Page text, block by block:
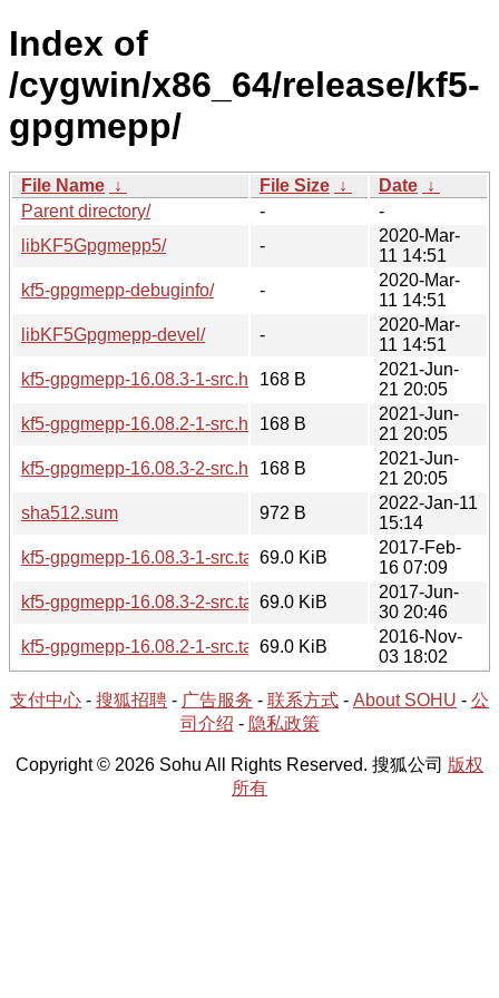
Index of
/cygwin/x86_64/release/kf5-
gpgmepp/
File Name ↓ File Size ↓ Date ↓
Parent directory/
-
-
libKF5Gpgmepp5/
-
2020-Mar-
11 14:51
kf5-gpgmepp-debuginfo/
-
2020-Mar-
11 14:51
libKF5Gpgmepp-devel/
-
2020-Mar-
11 14:51
kf5-gpgmepp-16.08.3-1-src.hint168 B
2021-Jun-
21 20:05
kf5-gpgmepp-16.08.2-1-src.hint168 B
2021-Jun-
21 20:05
kf5-gpgmepp-16.08.3-2-src.hint168 B
2021-Jun-
21 20:05
sha512.sum
972 B
2022-Jan-11
15:14
kf5-gpgmepp-16.08.3-1-src.tar.xz69.0 KiB
2017-Feb-
16 07:09
kf5-gpgmepp-16.08.3-2-src.tar.xz69.0 KiB
2017-Jun-
30 20:46
kf5-gpgmepp-16.08.2-1-src.tar.xz69.0 KiB
2016-Nov-
03 18:02
支付中心 - 搜狐招聘 - 广告服务 - 联系方式 - About SOHU - 公
司介绍 - 隐私政策
Copyright © 2026 Sohu All Rights Reserved. 搜狐公司 版权
所有